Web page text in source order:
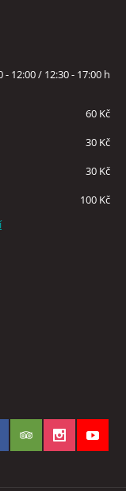
- 12:00 / 12:30 - 17:00 h
60 Kč
30 Kč
30 Kč
100 Kč